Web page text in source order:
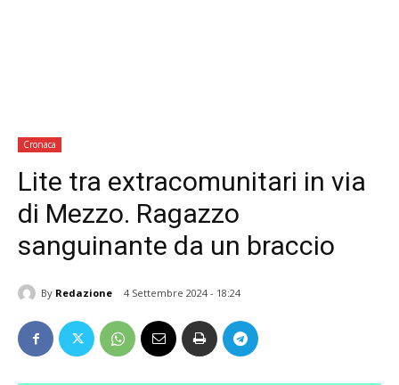
Cronaca
Lite tra extracomunitari in via
di Mezzo. Ragazzo
sanguinante da un braccio
By Redazione 4 Settembre 2024 - 18:24